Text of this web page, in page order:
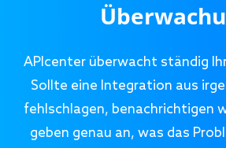
APIcenter überwacht ständig
Sollte eine Integration aus
fehlschlagen, benachrichtigen
geben genau an, was das